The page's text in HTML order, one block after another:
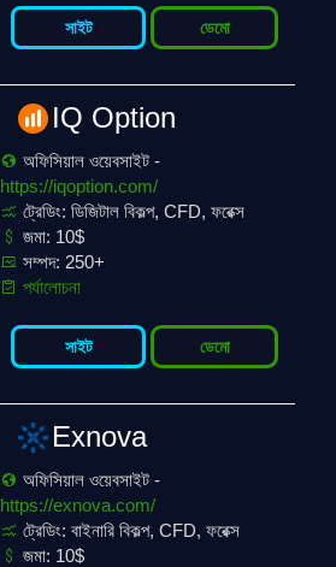
সাইট ডেমো
IQ Option
অফিসিয়াল ওয়েবসাইট -
https://iqoption.com/
ট্রেডিং: ডিজিটাল বিকল্প, CFD, ফরেক্স
জমা: 10$
সম্পদ: 250+
পর্যালোচনা
সাইট ডেমো
Exnova
অফিসিয়াল ওয়েবসাইট -
https://exnova.com/
ট্রেডিং: বাইনারি বিকল্প, CFD, ফরেক্স
জমা: 10$